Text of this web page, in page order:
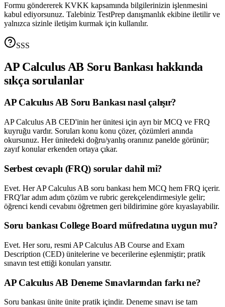
Formu göndererek KVKK kapsamında bilgilerinizin işlenmesini
kabul ediyorsunuz. Talebiniz TestPrep danışmanlık ekibine iletilir ve
yalnızca sizinle iletişim kurmak için kullanılır.
SSS
AP Calculus ABSoru Bankası hakkında
sıkça sorulanlar
AP Calculus AB Soru Bankası nasıl çalışır?
AP Calculus AB CED'inin her ünitesi için ayrı bir MCQ ve FRQ
kuyruğu vardır. Soruları konu konu çözer, çözümleri anında
okursunuz. Her ünitedeki doğru/yanlış oranınız panelde görünür;
zayıf konular erkenden ortaya çıkar.
Serbest cevaplı (FRQ) sorular dahil mi?
Evet. Her AP Calculus AB soru bankası hem MCQ hem FRQ içerir.
FRQ'lar adım adım çözüm ve rubric gerekçelendirmesiyle gelir;
öğrenci kendi cevabını öğretmen geri bildirimine göre kıyaslayabilir.
Soru bankası College Board müfredatına uygun mu?
Evet. Her soru, resmi AP Calculus AB Course and Exam
Description (CED) ünitelerine ve becerilerine eşlenmiştir; pratik
sınavın test ettiği konuları yansıtır.
AP Calculus AB Deneme Sınavlarından farkı ne?
Soru bankası ünite ünite pratik içindir. Deneme sınavı ise tam